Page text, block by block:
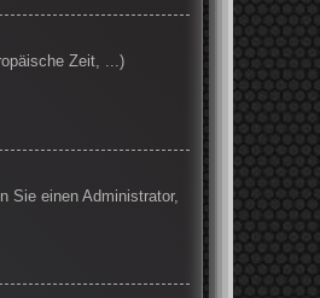
Zeit, ...)
Sie einen Administrator,